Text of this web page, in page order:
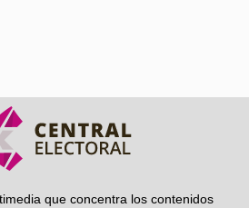
que concentra los contenidos